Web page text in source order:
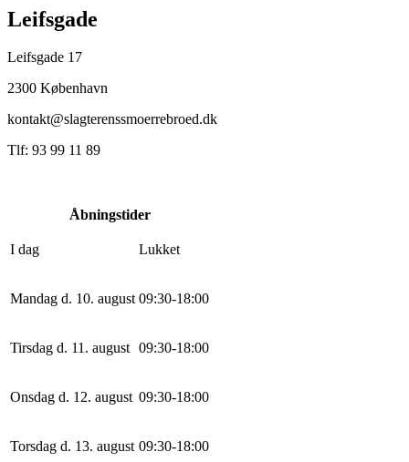
Leifsgade
Leifsgade 17
2300 København
kontakt@slagterenssmoerrebroed.dk
Tlf: 93 99 11 89
Åbningstider
I dag Lukket
Mandag d. 10. august 09:30-18:00
Tirsdag d. 11. august 09:30-18:00
Onsdag d. 12. august 09:30-18:00
Torsdag d. 13. august 09:30-18:00